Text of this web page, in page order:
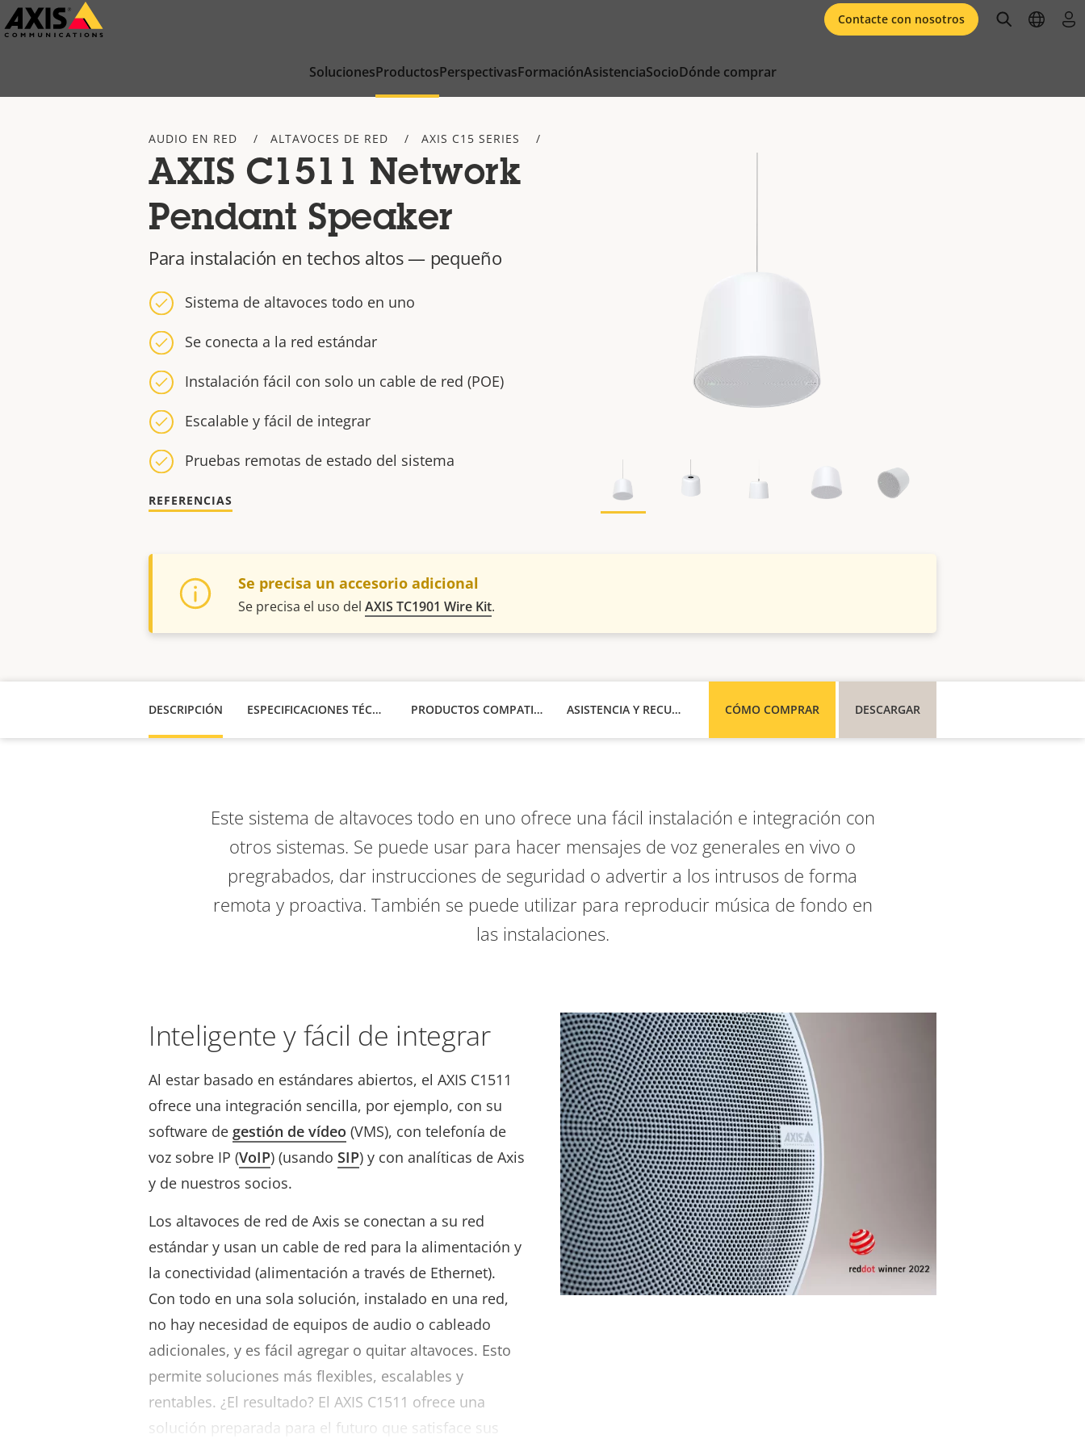
Saltar
al
SolucionesProductosPerspectivasFormaciónAsistenciaSocioDónde comprar
Contacte con nosotros openopen
AUDIO EN RED ALTAVOCES DE RED AXIS C15 SERIES
AXIS C1511 Network
Pendant Speaker
Para instalación en techos altos — pequeño
Sistema de altavoces todo en uno
Se conecta a la red estándar
Instalación fácil con solo un cable de red (POE)
Escalable y fácil de integrar
Pruebas remotas de estado del sistema
REFERENCIAS
Se precisa un accesorio adicional
Se precisa el uso del AXIS TC1901 Wire Kit.
DESCRIPCIÓN ESPECIFICACIONES TÉCNICAS PRODUCTOS COMPATIBLES CÓMO COMPRAR DESCARGAR
ASISTENCIA Y RECURSOS
Este sistema de altavoces todo en uno ofrece una fácil instalación e integración con
otros sistemas. Se puede usar para hacer mensajes de voz generales en vivo o
pregrabados, dar instrucciones de seguridad o advertir a los intrusos de forma
remota y proactiva. También se puede utilizar para reproducir música de fondo en
las instalaciones.
Inteligente y fácil de integrar
Al estar basado en estándares abiertos, el AXIS C1511
ofrece una integración sencilla, por ejemplo, con su
software de gestión de vídeo (VMS), con telefonía de
voz sobre IP (VoIP) (usando SIP) y con analíticas de Axis
y de nuestros socios.
Los altavoces de red de Axis se conectan a su red
estándar y usan un cable de red para la alimentación y
la conectividad (alimentación a través de Ethernet).
Con todo en una sola solución, instalado en una red,
no hay necesidad de equipos de audio o cableado
adicionales, y es fácil agregar o quitar altavoces. Esto
permite soluciones más flexibles, escalables y
rentables. ¿El resultado? El AXIS C1511 ofrece una
solución preparada para el futuro que satisface sus